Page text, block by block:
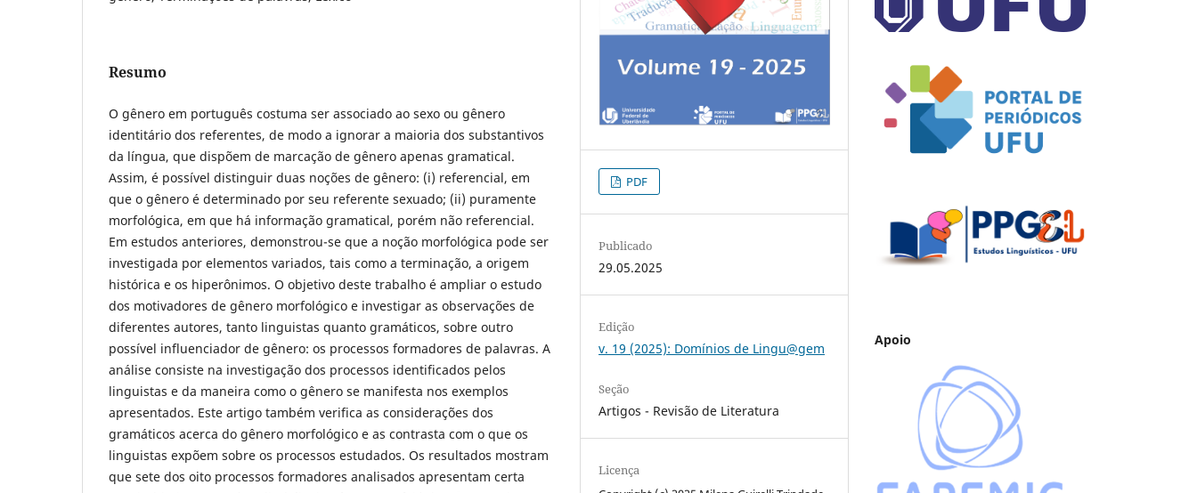
Resumo
O gênero em português costuma ser associado ao sexo ou gênero
identitário dos referentes, de modo a ignorar a maioria dos substantivos
da língua, que dispõem de marcação de gênero apenas gramatical.
Assim, é possível distinguir duas noções de gênero: (i) referencial, em
que o gênero é determinado por seu referente sexuado; (ii) puramente
morfológica, em que há informação gramatical, porém não referencial.
Em estudos anteriores, demonstrou-se que a noção morfológica pode ser
investigada por elementos variados, tais como a terminação, a origem
histórica e os hiperônimos. O objetivo deste trabalho é ampliar o estudo
dos motivadores de gênero morfológico e investigar as observações de
diferentes autores, tanto linguistas quanto gramáticos, sobre outro
possível influenciador de gênero: os processos formadores de palavras. A
análise consiste na investigação dos processos identificados pelos
linguistas e da maneira como o gênero se manifesta nos exemplos
apresentados. Este artigo também verifica as considerações dos
gramáticos acerca do gênero morfológico e as contrasta com o que os
linguistas expõem sobre os processos estudados. Os resultados mostram
que sete dos oito processos formadores analisados apresentam certa
PDF
Publicado
29.05.2025
Edição
v. 19 (2025): Domínios de Lingu@gem
Seção
Artigos - Revisão de Literatura
Licença
Apoio